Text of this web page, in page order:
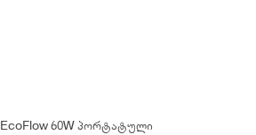
EcoFlow 60W პორტატული